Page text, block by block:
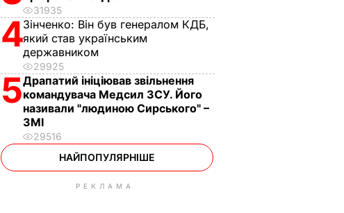
31935
4Зінченко: Він був генералом КДБ,
який став українським
державником
29925
5Драпатий ініціював звільнення
командувача Медсил ЗСУ. Його
називали "людиною Сирського" –
ЗМІ
29516
НАЙПОПУЛЯРНІШЕ
РЕКЛАМА